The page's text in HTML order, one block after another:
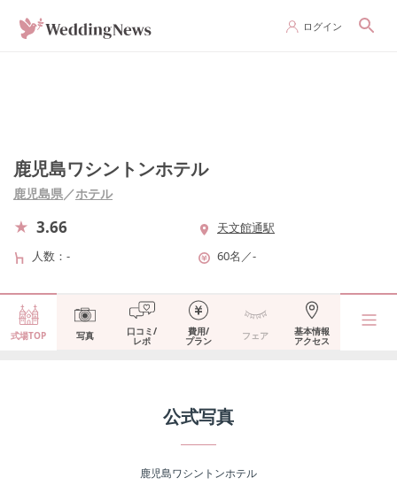
ログイン
鹿児島ワシントンホテル
鹿児島県／ホテル
3.66
天文館通駅
人数
- 60名 ／-
式場TOP 写真 口コミ/
レポ
費用/
プラン フェア 基本情報
アクセス
公式写真
鹿児島ワシントンホテル